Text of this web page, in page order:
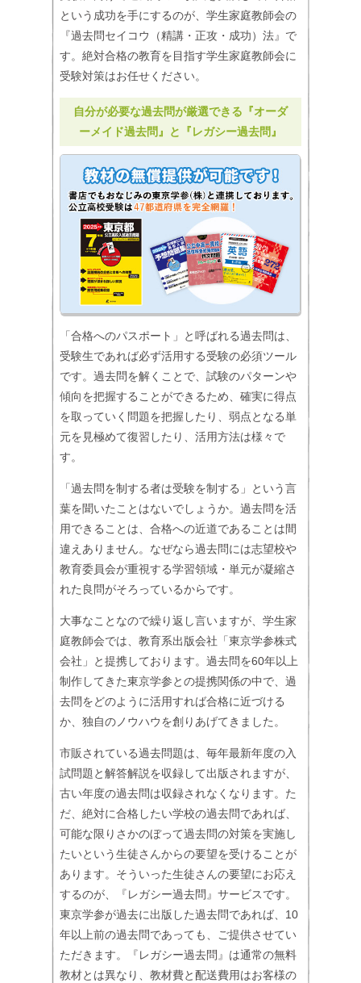
という成功を手にするのが、学生家庭教師会の
『過去問セイコウ（精講・正攻・成功）法』で
す。絶対合格の教育を目指す学生家庭教師会に
受験対策はお任せください。
自分が必要な過去問が厳選できる『オーダ
ーメイド過去問』と『レガシー過去問』
「合格へのパスポート」と呼ばれる過去問は、
受験生であれば必ず活用する受験の必須ツール
です。過去問を解くことで、試験のパターンや
傾向を把握することができるため、確実に得点
を取っていく問題を把握したり、弱点となる単
元を見極めて復習したり、活用方法は様々で
す。
「過去問を制する者は受験を制する」という言
葉を聞いたことはないでしょうか。過去問を活
用できることは、合格への近道であることは間
違えありません。なぜなら過去問には志望校や
教育委員会が重視する学習領域・単元が凝縮さ
れた良問がそろっているからです。
大事なことなので繰り返し言いますが、学生家
庭教師会では、教育系出版会社「東京学参株式
会社」と提携しております。過去問を60年以上
制作してきた東京学参との提携関係の中で、過
去問をどのように活用すれば合格に近づける
か、独自のノウハウを創りあげてきました。
市販されている過去問題は、毎年最新年度の入
試問題と解答解説を収録して出版されますが、
古い年度の過去問は収録されなくなります。た
だ、絶対に合格したい学校の過去問であれば、
可能な限りさかのぼって過去問の対策を実施し
たいという生徒さんからの要望を受けることが
あります。そういった生徒さんの要望にお応え
するのが、『レガシー過去問』サービスです。
東京学参が過去に出版した過去問であれば、10
年以上前の過去問であっても、ご提供させてい
ただきます。『レガシー過去問』は通常の無料
教材とは異なり、教材費と配送費用はお客様の